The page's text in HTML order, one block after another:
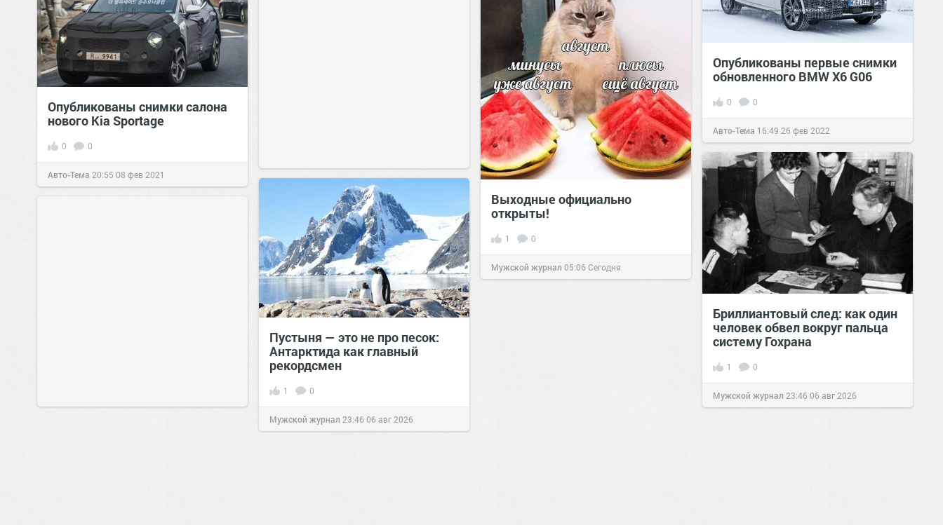
Опубликованы первые снимки
обновленного BMW X6 G06
0 0
Авто-Тема 16:49 26 фев 2022
Опубликованы снимки салона
нового Kia Sportage
0 0
Авто-Тема 20:55 08 фев 2021
Выходные официально
открыты!
1 0
Мужской журнал 05:06Сегодня
Бриллиантовый след: как один
человек обвел вокруг пальца
систему Гохрана
1 0
Мужской журнал 23:4606 авг 2026
Пустыня — это не про песок:
Антарктида как главный
рекордсмен
1 0
Мужской журнал 23:4606 авг 2026